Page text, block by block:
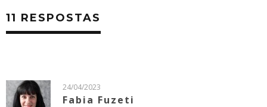
11 RESPOSTAS
24/04/2023
Fabia Fuzeti